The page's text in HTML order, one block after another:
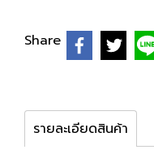
Share
รายละเอียดสินค้า